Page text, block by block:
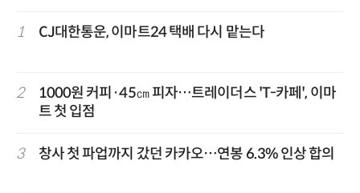
1 CJ대한통운, 이마트24 택배 다시 맡는다
2
1000원 커피·45㎝ 피자…트레이더스 'T-카페', 이마
트 첫 입점
3 창사 첫 파업까지 갔던 카카오…연봉 6.3% 인상 합의